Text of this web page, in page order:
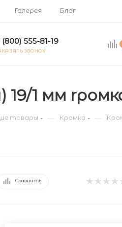
Галерея Блог
(800) 555-81-19
ЗВОНОК
19/1 мм
товары — Кромка —
Сравнить